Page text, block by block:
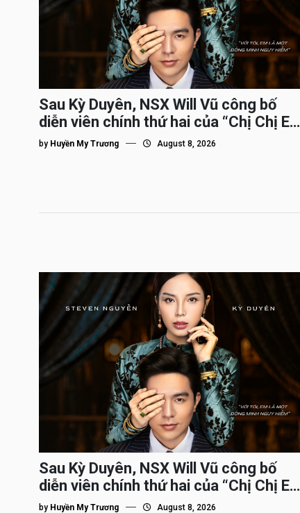
Sau Kỳ Duyên, NSX Will Vũ công bố
diễn viên chính thứ hai của “Chị Chị Em
Em 3″
by Huyền My Trương August 8, 2026
Sau Kỳ Duyên, NSX Will Vũ công bố
diễn viên chính thứ hai của “Chị Chị Em
Em 3″
by Huyền My Trương August 8, 2026